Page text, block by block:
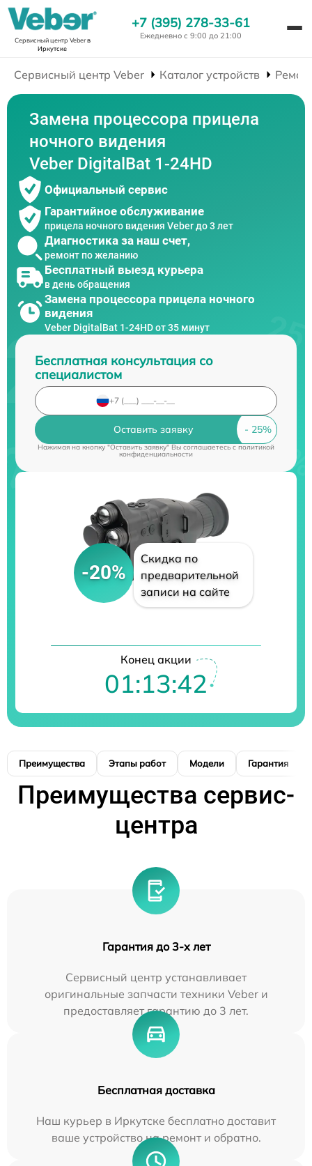
Сервисный центр Veberв
Иркутске
+7 (395) 278-33-61
Ежедневно с 9:00 до 21:00
Сервисный центр Veber Каталог устройств
Замена процессора прицела
ночного видения
Veber DigitalBat 1-24HD
Официальный сервис
Гарантийное обслуживание
прицела ночного видения Veber до 3 лет
Диагностика за наш счет,
ремонт по желанию
Бесплатный выезд курьера
в день обращения
Замена процессора прицела ночного
видения
Veber DigitalBat 1-24HD от 35 минут
Бесплатная консультация со
специалистом
Оставить заявку
Нажимая на кнопку "Оставить заявку" Вы соглашаетесь cполитикой
конфиденциальности
-20%
Скидка по
предварительной
записи на сайте
Конец акции
01:13:41
Преимущества Этапы работ Модели Гарантия
Преимущества сервис-
центра
Гарантия до 3-х лет
Сервисный центр устанавливает
оригинальные запчасти техники Veber и
предоставляет гарантию до 3 лет.
Бесплатная доставка
Наш курьер в Иркутске бесплатно доставит
ваше устройство на ремонт и обратно.